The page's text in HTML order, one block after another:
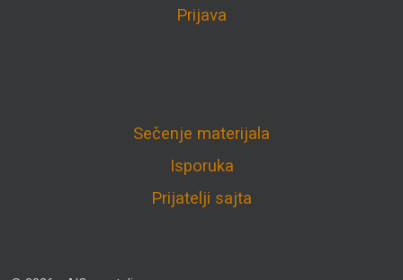
Prijava
Sečenje materijala
Isporuka
Prijatelji sajta